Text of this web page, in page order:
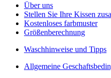
Über uns
Stellen Sie Ihre Kissen
Kostenloses farbmuster
Größenberechnung
Waschhinweise und Tipps
Allgemeine